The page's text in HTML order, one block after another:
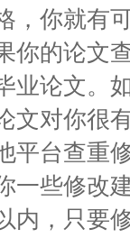
，你就有
你的论文
业论文。
文对你很
平台查重
一些修改
内，只要